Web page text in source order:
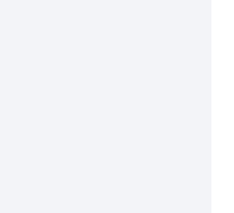
в вашем авто.
выгоднее, чем коврики
идёт по цене от
и помощь в выборе